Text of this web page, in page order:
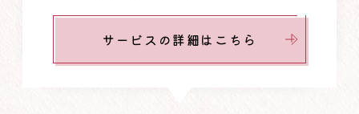
サービスの詳細はこちら